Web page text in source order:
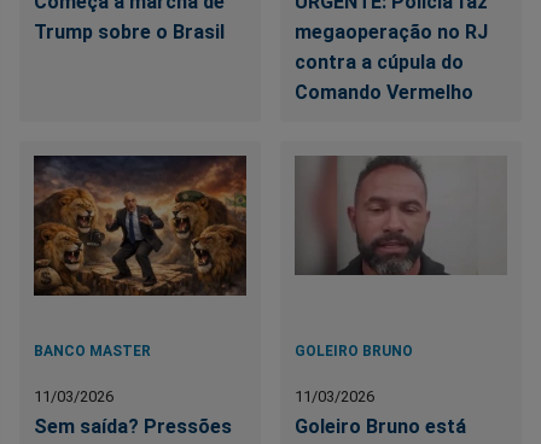
Trump sobre o Brasil
megaoperação no RJ
contra a cúpula do
Comando Vermelho
BANCO MASTER
11/03/2026
Sem saída? Pressões
GOLEIRO BRUNO
11/03/2026
Goleiro Bruno está